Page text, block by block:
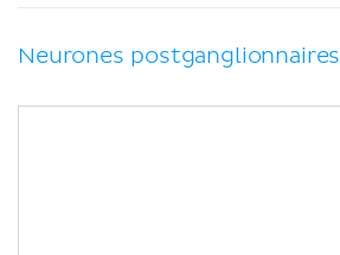
Neurones postganglionnaires